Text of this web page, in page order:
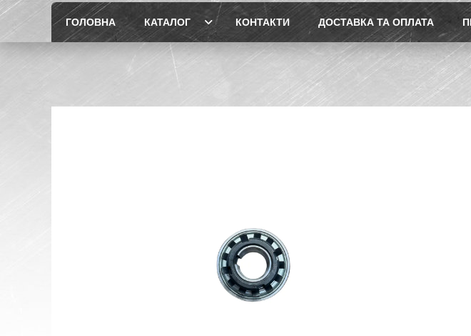
ГОЛОВНА КАТАЛОГ КОНТАКТИ ДОСТАВКА ТА ОПЛАТА